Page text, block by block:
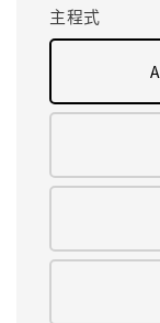
主程式